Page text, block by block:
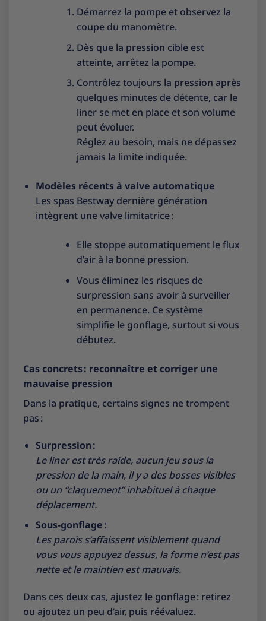
Démarrez la pompe et observez la
coupe du manomètre.
Dès que la pression cible est
atteinte, arrêtez la pompe.
Contrôlez toujours la pression après
quelques minutes de détente, car le
liner se met en place et son volume
peut évoluer.
Réglez au besoin, mais ne dépassez
jamais la limite indiquée.
Modèles récents à valve automatique
Les spas Bestway dernière génération
intègrent une valve limitatrice :
Elle stoppe automatiquement le flux
d’air à la bonne pression.
Vous éliminez les risques de
surpression sans avoir à surveiller
en permanence. Ce système
simplifie le gonflage, surtout si vous
débutez.
Cas concrets : reconnaître et corriger une
mauvaise pression
Dans la pratique, certains signes ne trompent
pas :
Surpression :
Le liner est très raide, aucun jeu sous la
pression de la main, il y a des bosses visibles
ou un “claquement” inhabituel à chaque
déplacement.
Sous-gonflage :
Les parois s’affaissent visiblement quand
vous vous appuyez dessus, la forme n’est pas
nette et le maintien est mauvais.
Dans ces deux cas, ajustez le gonflage : retirez
ou ajoutez un peu d’air, puis réévaluez.